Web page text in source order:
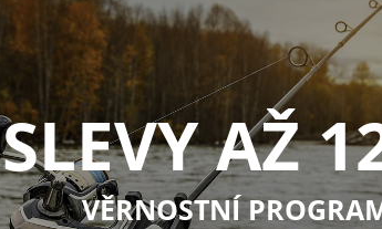
SLEVY AŽ
VĚRNOSTNÍ